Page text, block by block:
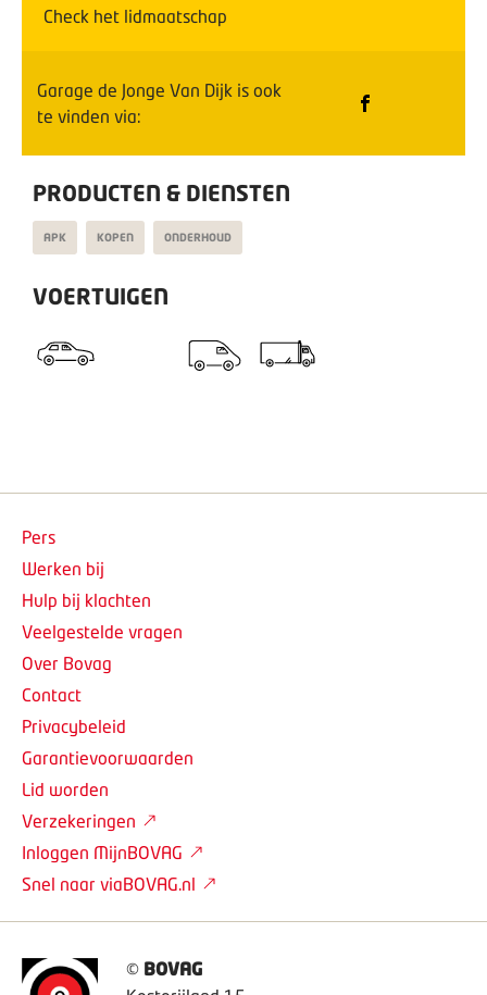
Check het lidmaatschap
Garage de Jonge Van Dijk is ook
te vinden via:
PRODUCTEN & DIENSTEN
APK KOPEN ONDERHOUD
VOERTUIGEN
© BOVAG
Pers
Werken bij
Hulp bij klachten
Veelgestelde vragen
Over Bovag
Contact
Privacybeleid
Garantievoorwaarden
Lid worden
Verzekeringen
Inloggen MijnBOVAG
Snel naar viaBOVAG.nl